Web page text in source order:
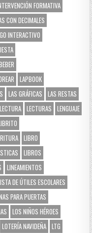
FORMATIVA
CON DECIMALES
INTERACTIVO
LAPBOOK
LAS GRÁFICAS
LAS RESTAS
LECTURA LECTURAS
LENGUAJE
LIBRO
LIBROS
LINEAMIENTOS
DE ÚTILES ESCOLARES
PARA PUERTAS
LOS NIÑOS HÉROES
LOTERÍA NAVIDEÑA LTG